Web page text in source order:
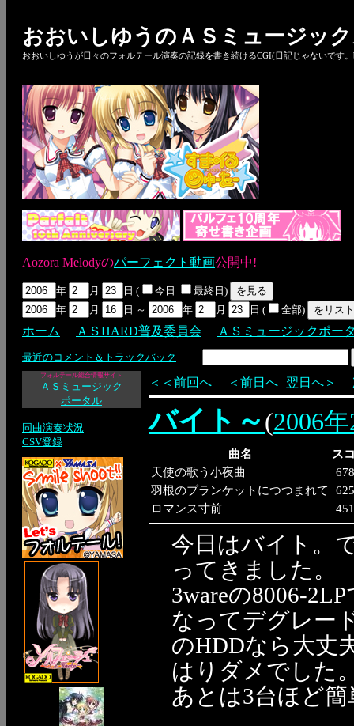
おおいしゆうのＡＳミュージッ
おおいしゆうが日々のフォルテール演奏の記録を書き続けるCGI(日記じゃないです
Aozora Melodyのパーフェクト動画公開中!
年 月 日 ( 今日
最終日)
年
月 日 ～ 年 月 日 ( 全部)
ホーム ＡＳHARD普及委員会 ＡＳミュージックポー
最近のコメント＆トラックバック
フォルテール総合情報サイト
ＡＳミュージック
ポータル
同曲演奏状況
CSV登録
＜＜前回へ ＜前日へ 翌日へ＞
バイト～(2006
曲名
ス
天使の歌う小夜曲
羽根のブランケットにつつまれて
ロマンス寸前
今日はバイト。
ってきました。
3wareの8006-
なってデグレー
のHDDなら大丈
はりダメでした
あとは3台ほど